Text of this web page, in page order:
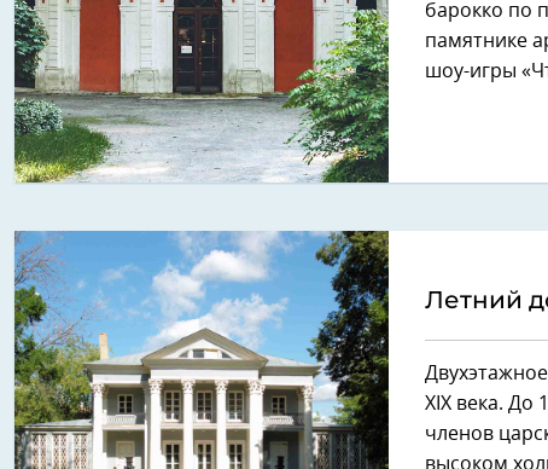
барокко по
памятнике
шоу-игры
Летний
XIX века. До
членов
высоком